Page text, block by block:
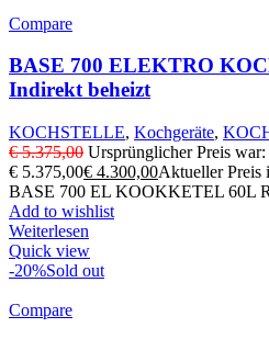
Compare
BASE 700 ELEKTRO
Indirekt beheizt
KOCHSTELLE, Kochgeräte,
€5.375,00 Ursprünglicher Preis war:
€ 5.375,00€ 4.300,00Aktueller Preis
BASE 700 EL KOOKKETEL 60L
Add to wishlist
Weiterlesen
Quick view
-20%Sold out
Compare